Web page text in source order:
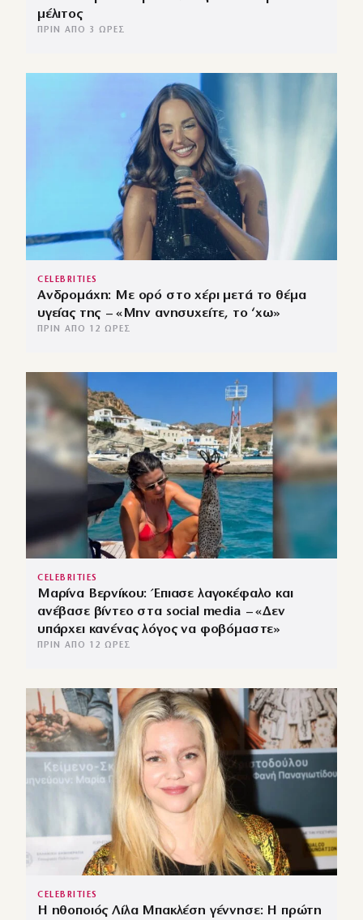
μέλιτος
ΠΡΙΝ ΑΠΌ 3 ΏΡΕΣ
CELEBRITIES
Ανδρομάχη: Με ορό στο χέρι μετά το θέμα
υγείας της – «Μην ανησυχείτε, το ‘χω»
ΠΡΙΝ ΑΠΌ 12 ΏΡΕΣ
CELEBRITIES
Μαρίνα Βερνίκου: Έπιασε λαγοκέφαλο και
ανέβασε βίντεο στα social media – «Δεν
υπάρχει κανένας λόγος να φοβόμαστε»
ΠΡΙΝ ΑΠΌ 12 ΏΡΕΣ
CELEBRITIES
Η ηθοποιός Λίλα Μπακλέση γέννησε: Η πρώτη